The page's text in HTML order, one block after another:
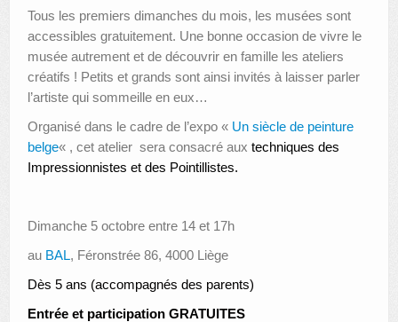
Tous les premiers dimanches du mois, les musées sont
accessibles gratuitement. Une bonne occasion de vivre le
musée autrement et de découvrir en famille les ateliers
créatifs ! Petits et grands sont ainsi invités à laisser parler
l’artiste qui sommeille en eux…
Organisé dans le cadre de l’expo « Un siècle de peinture
belge« , cet atelier sera consacré aux techniques des
Impressionnistes et des Pointillistes.
Dimanche 5 octobre entre 14 et 17h
au BAL, Féronstrée 86, 4000 Liège
Dès 5 ans (accompagnés des parents)
Entrée et participation GRATUITES